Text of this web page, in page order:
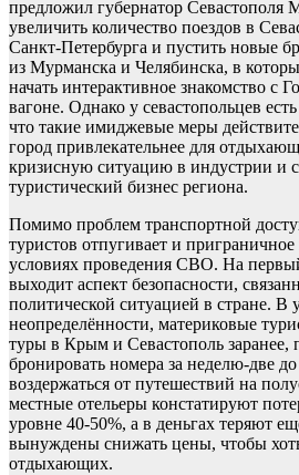
предложил губернатор Севастополя
увеличить количество поездов в
Санкт-Петербурга и пустить новые
из Мурманска и Челябинска, в
начать интерактивное знакомство с
вагоне. Однако у севастопольцев
что такие имиджевые меры
город привлекательнее для
кризисную ситуацию в индустрии и
туристический бизнес региона.
Помимо проблем транспортной
туристов отпугивает и
условиях проведения СВО. На
выходит аспект безопасности,
политической ситуацией в стране. В
неопределённости, материковые
туры в Крым и Севастополь заранее,
бронировать номера за неделю-две
воздержаться от путешествий на
местные отельеры констатируют
уровне 40-50%, а в деньгах теряют
вынуждены снижать цены, чтобы
отдыхающих.